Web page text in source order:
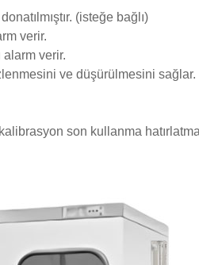
(isteğe bağlı)
verir.
alarm verir.
ve düşürülmesini sağlar.
son kullanma hatırlatma